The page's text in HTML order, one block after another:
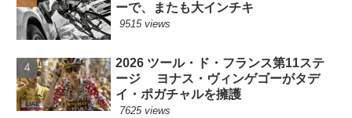
ーで、またも大インチキ
9515 views
2026 ツール・ド・フランス第11ステ
ージ ヨナス・ヴィンゲゴーがタデ
イ・ポガチャルを擁護
7625 views